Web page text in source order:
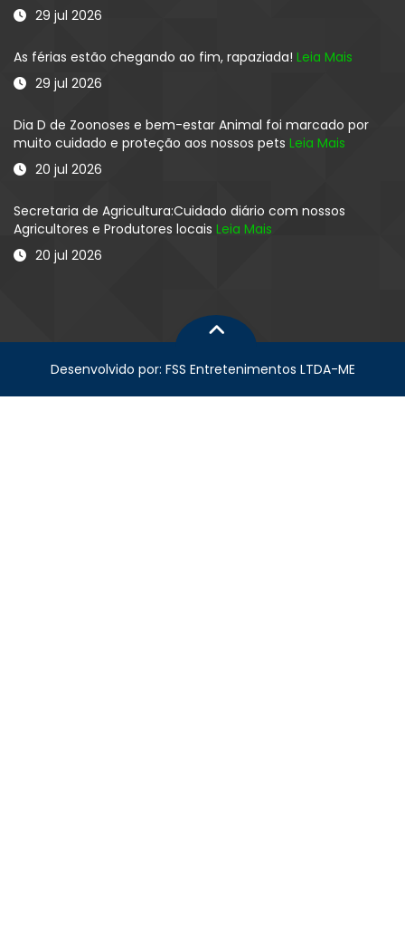
29 jul 2026
As férias estão chegando ao fim, rapaziada! Leia Mais
29 jul 2026
Dia D de Zoonoses e bem-estar Animal foi marcado por
muito cuidado e proteção aos nossos pets Leia Mais
20 jul 2026
Secretaria de Agricultura:Cuidado diário com nossos
Agricultores e Produtores locais Leia Mais
20 jul 2026
Desenvolvido por: FSS Entretenimentos LTDA-ME